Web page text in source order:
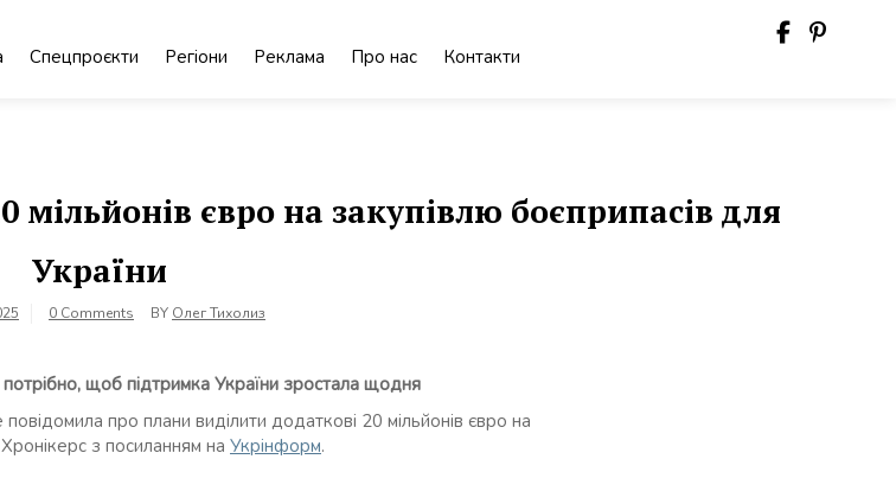
Спецпроєкти Регіони Реклама Про нас Контакти
мільйонів євро на закупівлю боєприпасів для
України
0 Comments BY Олег Тихолиз
щоб підтримка України зростала щодня
про плани виділити додаткові 20 мільйонів євро на
з посиланням на Укрінформ.